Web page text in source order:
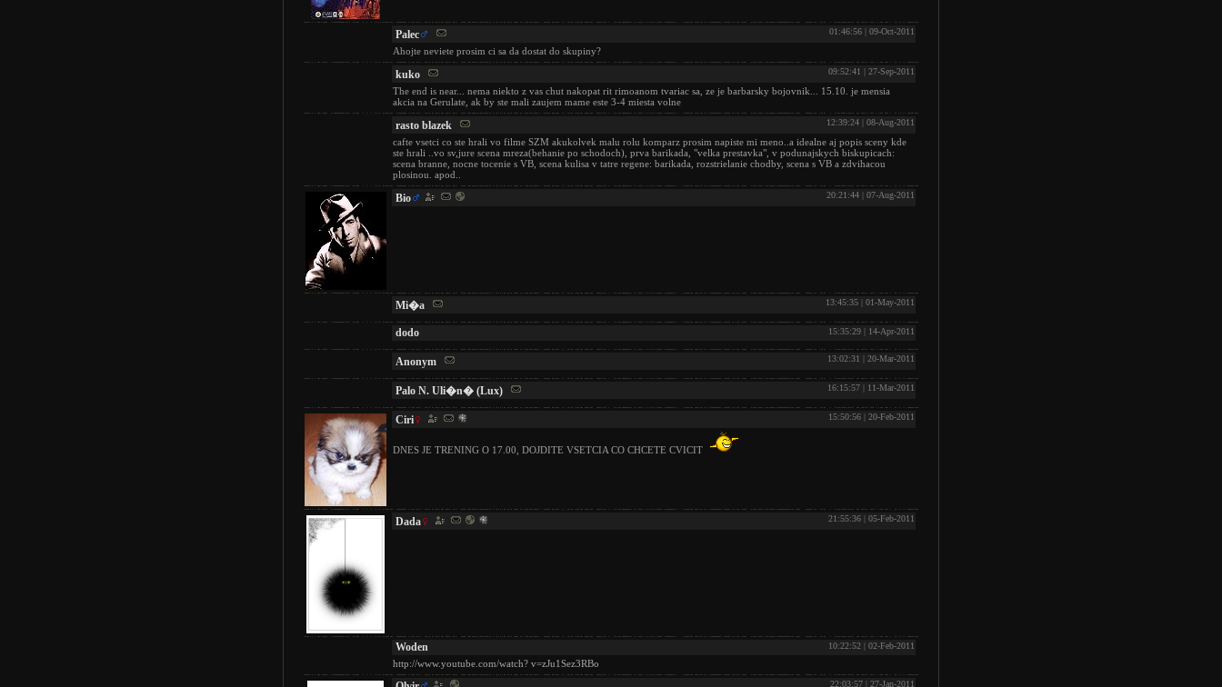
Palec 01:46:56 | 09-Oct-2011
Ahojte neviete prosim ci sa da dostat do skupiny?
kuko 09:52:41 | 27-Sep-2011
The end is near... nema niekto z vas chut nakopat rit rimoanom tvariac sa, ze je barbarsky bojovnik... 15.10. je mensia
akcia na Gerulate, ak by ste mali zaujem mame este 3-4 miesta volne
rasto blazek 12:39:24 | 08-Aug-2011
cafte vsetci co ste hrali vo filme SZM akukolvek malu rolu komparz prosim napiste mi meno..a idealne aj popis sceny kde
ste hrali ..vo sv,jure scena mreza(behanie po schodoch), prva barikada, "velka prestavka", v podunajskych biskupicach:
scena branne, nocne tocenie s VB, scena kulisa v tatre regene: barikada, rozstrielanie chodby, scena s VB a zdvihacou
plosinou. apod..
Bio 20:21:44 | 07-Aug-2011
Mi�a 13:45:35 | 01-May-2011
dodo 15:35:29 | 14-Apr-2011
Anonym 13:02:31 | 20-Mar-2011
Palo N. Uli�n� (Lux) 16:15:57 | 11-Mar-2011
Ciri 15:50:56 | 20-Feb-2011
DNES JE TRENING O 17.00, DOJDITE VSETCIA CO CHCETE CVICIT
Dada 21:55:36 | 05-Feb-2011
Woden 10:22:52 | 02-Feb-2011
http://www.youtube.com/watch? v=zJu1Sez3RBo
22:03:57 | 27-Jan-2011